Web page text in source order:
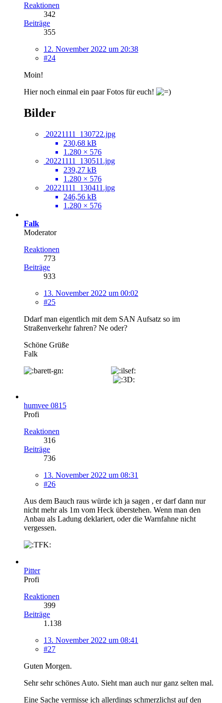
Reaktionen
342
Beiträge
355
12. November 2022 um 20:38
#24
Moin!
Hier noch einmal ein paar Fotos für euch!
Bilder
20221111_130722.jpg
230,68 kB
1.280 × 576
20221111_130511.jpg
239,27 kB
1.280 × 576
20221111_130411.jpg
246,56 kB
1.280 × 576
Falk
Moderator
Reaktionen
773
Beiträge
933
13. November 2022 um 00:02
#25
Ddarf man eigentlich mit dem SAN Aufsatz so im
Straßenverkehr fahren? Ne oder?
Schöne Grüße
Falk
humvee 0815
Profi
Reaktionen
316
Beiträge
736
13. November 2022 um 08:31
#26
Aus dem Bauch raus würde ich ja sagen , er darf dann nur
nicht mehr als 1m vom Heck überstehen. Wenn man den
Anbau als Ladung deklariert, oder die Warnfahne nicht
vergessen.
Pitter
Profi
Reaktionen
399
Beiträge
1.138
13. November 2022 um 08:41
#27
Guten Morgen.
Sehr sehr schönes Auto. Sieht man auch nur ganz selten mal.
Eine Sache vermisse ich allerdings schmerzlichst auf den